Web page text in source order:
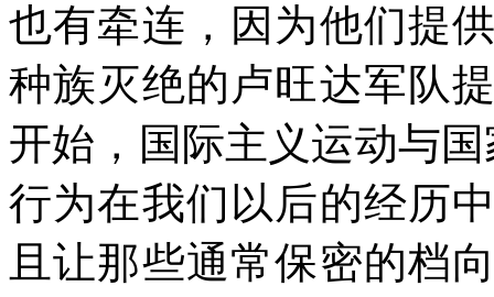
也有牵连，因为他们提
种族灭绝的卢旺达军队
开始，国际主义运动与
行为在我们以后的经历
且让那些通常保密的档